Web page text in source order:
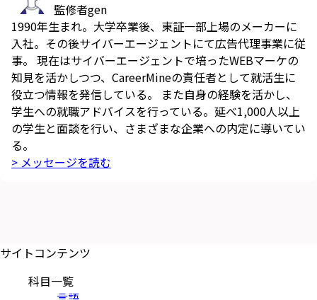
監修者gen
1990年生まれ。大学卒業後、東証一部上場のメーカーに
入社。その後サイバーエージェントにて広告代理事業に従
事。 現在はサイバーエージェントで培ったWEBマーケの
知見を活かしつつ、CareerMineの責任者として就活生に
役立つ情報を発信している。 また自身の経験を活かし、
学生への就職アドバイスを行っている。延べ1,000人以上
の学生と面談を行い、さまざまな企業への内定に導いてい
る。
> メッセージを読む
サイトコンテンツ
科目一覧